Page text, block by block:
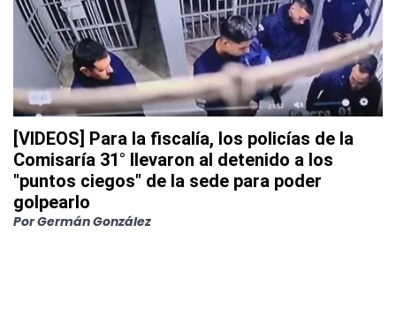
[VIDEOS] Para la fiscalía, los policías de la
Comisaría 31° llevaron al detenido a los
"puntos ciegos" de la sede para poder
golpearlo
PorGermán González